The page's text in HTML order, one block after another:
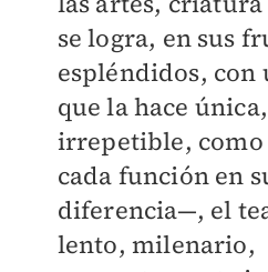
se logra, en sus
espléndidos, con
que la hace
irrepetible,
cada función en
diferencia—, el
lento, milenario,